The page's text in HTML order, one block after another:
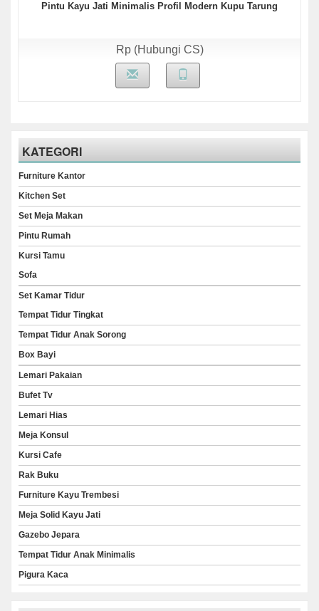
Pintu Kayu Jati Minimalis Profil Modern Kupu Tarung
Rp (Hubungi CS)
KATEGORI
Furniture Kantor
Kitchen Set
Set Meja Makan
Pintu Rumah
Kursi Tamu
Sofa
Set Kamar Tidur
Tempat Tidur Tingkat
Tempat Tidur Anak Sorong
Box Bayi
Lemari Pakaian
Bufet Tv
Lemari Hias
Meja Konsul
Kursi Cafe
Rak Buku
Furniture Kayu Trembesi
Meja Solid Kayu Jati
Gazebo Jepara
Tempat Tidur Anak Minimalis
Pigura Kaca